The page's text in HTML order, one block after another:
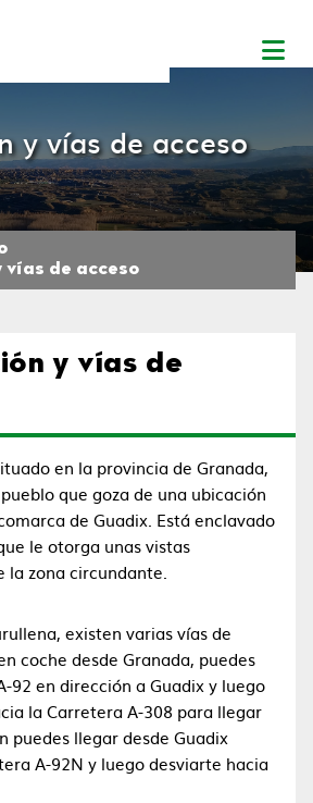
y vías de acceso
vías de acceso
y vías de
en la provincia de Granada,
que goza de una ubicación
de Guadix. Está enclavado
le otorga unas vistas
la zona circundante.
existen varias vías de
coche desde Granada, puedes
92 en dirección a Guadix y luego
la Carretera A-308 para llegar
puedes llegar desde Guadix
A-92N y luego desviarte hacia